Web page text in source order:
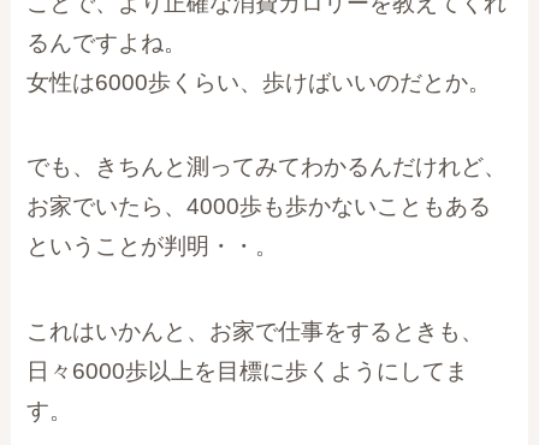
るんですよね。
女性は6000歩くらい、歩けばいいのだとか。
でも、きちんと測ってみてわかるんだけれど、
お家でいたら、4000歩も歩かないこともある
ということが判明・・。
これはいかんと、お家で仕事をするときも、
日々6000歩以上を目標に歩くようにしてま
す。